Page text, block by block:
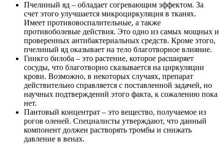
Пчелиный яд – обладает согревающим эффектом. За
счет этого улучшается микроциркуляция в тканях.
Имеет противовоспалительные, а также
противоболевые действия. Это одно из самых мощных и
проверенных антибактериальных средств. Кроме этого,
пчелиный яд оказывает на тело благотворное влияние.
Гинкго билоба – это растение, которое расширяет
сосуды, что благотворно сказывается на циркуляции
крови. Возможно, в некоторых случаях, препарат
действительно справляется с поставленной задачей, но
научных подтверждений этого факта, к сожалению пока
нет.
Пантовый концентрат – это вещество, получаемое из
рогов оленей. Специалисты утверждают, что данный
компонент должен растворять тромбы и снижать
давление в венах.